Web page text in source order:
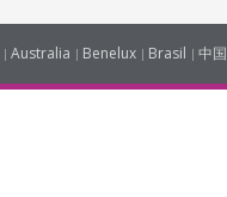
Australia Benelux Brasil 中国